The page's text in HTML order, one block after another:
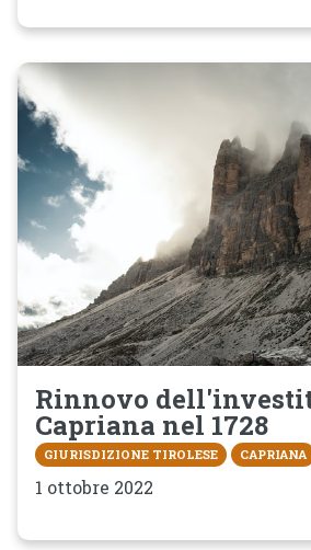
Rinnovo
Capriana nel 1728
GIURISDIZIONE TIROLESE CAPRIANA
1 ottobre 2022